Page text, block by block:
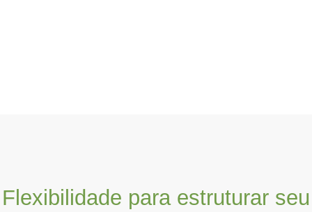
Flexibilidade para estruturar seu